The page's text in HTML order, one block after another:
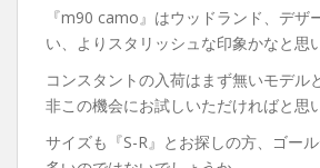
『m90 camo』はウッドランド、デザ
い、よりスタリッシュな印象かなと思
コンスタントの入荷はまず無いモデル
非この機会にお試しいただければと思
サイズも『S-R』とお探しの方、ゴー